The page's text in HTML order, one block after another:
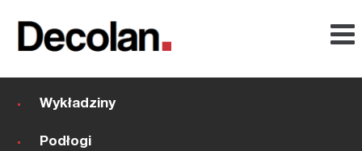
Wykładziny
Podłogi